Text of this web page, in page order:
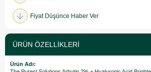
Fiyat Düşünce Haber Ver
ÜRÜN ÖZELLIKLERI
Ürün Adı: